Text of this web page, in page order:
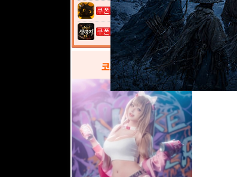
고양이 낚시터...
이것이 삼국지...
코스프레갤러리